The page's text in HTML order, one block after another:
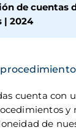
de cuentas
| 2024
cuenta con
y
de